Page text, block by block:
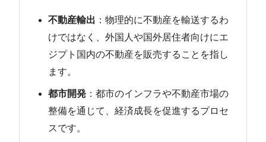
不動産輸出 ：物理的に不動産を輸送するわ
けではなく、外国人や国外居住者向けにエ
ジプト国内の不動産を販売することを指し
ます。
都市開発 ：都市のインフラや不動産市場の
整備を通じて、経済成長を促進するプロセ
スです。